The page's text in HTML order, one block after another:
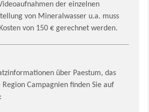
der einzelnen
von Mineralwasser u.a. muss
von 150 € gerechnet werden.
über Paestum, das
Campagnien finden Sie auf